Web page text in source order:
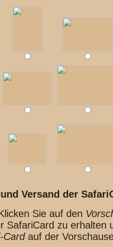
Versand der
Sie auf den
SafariCard zu erhalten
Cardauf der